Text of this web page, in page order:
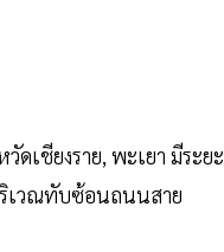
เชียงราย, พะเยา มีระยะ
ริเวณทับซ้อนถนนสาย